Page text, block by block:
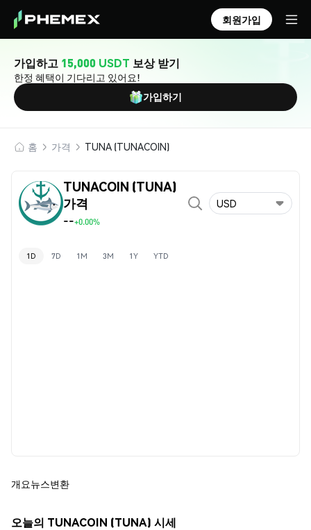
회원가입
가입하고 15,000 USDT 보상 받기
한정 혜택이 기다리고 있어요!
가입하기
홈 가격 TUNA (TUNACOIN)
TUNACOIN (TUNA)
가격
--+0.00%
USD
1D 7D 1M 3M 1Y YTD
개요뉴스변환
오늘의 TUNACOIN (TUNA) 시세